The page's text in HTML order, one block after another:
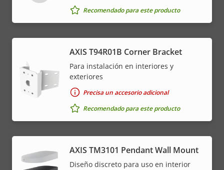
Recomendado para este producto
AXIS T94R01B Corner Bracket
Para instalación en interiores y
exteriores
Precisa un accesorio adicional
Recomendado para este producto
AXIS TM3101 Pendant Wall Mount
Diseño discreto para uso en interior